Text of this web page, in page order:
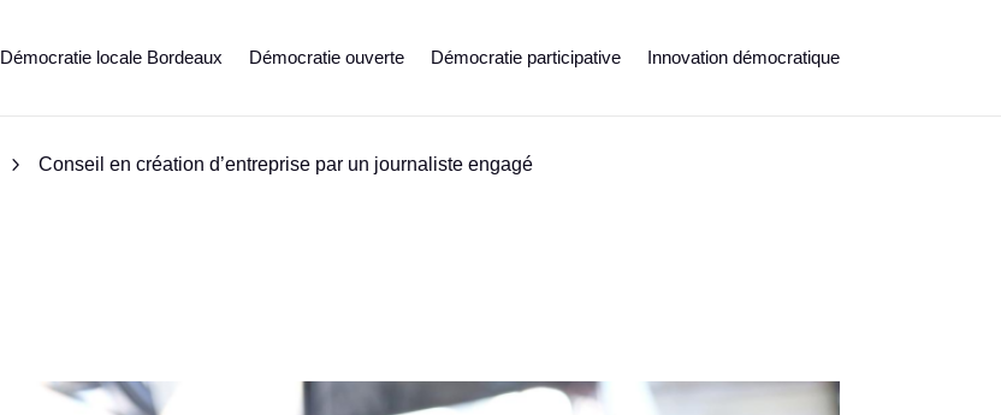
Démocratie locale Bordeaux Démocratie ouverte Démocratie participative Innovation démocratique
5 Conseil en création d’entreprise par un journaliste engagé